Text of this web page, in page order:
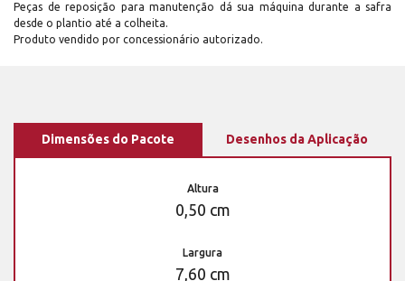
Peças de reposição para manutenção dá sua máquina durante a safra
desde o plantio até a colheita.
Produto vendido por concessionário autorizado.
Dimensões do Pacote Desenhos da Aplicação
Altura
0,50 cm
Largura
7,60 cm